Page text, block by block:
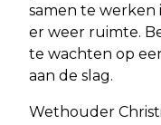
samen te werken
er weer ruimte.
te wachten op
aan de slag.
Wethouder